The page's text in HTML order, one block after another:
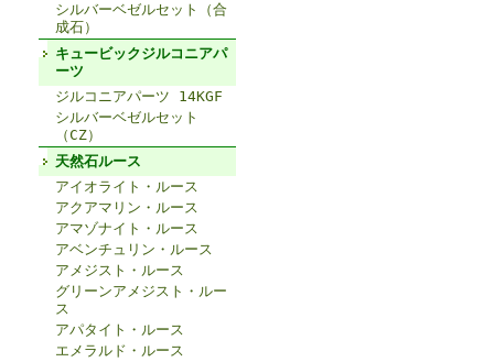
シルバーベゼルセット（合
成石）
キュービックジルコニアパ
ーツ
ジルコニアパーツ 14KGF
シルバーベゼルセット
（CZ）
天然石ルース
アイオライト・ルース
アクアマリン・ルース
アマゾナイト・ルース
アベンチュリン・ルース
アメジスト・ルース
グリーンアメジスト・ルー
ス
アパタイト・ルース
エメラルド・ルース